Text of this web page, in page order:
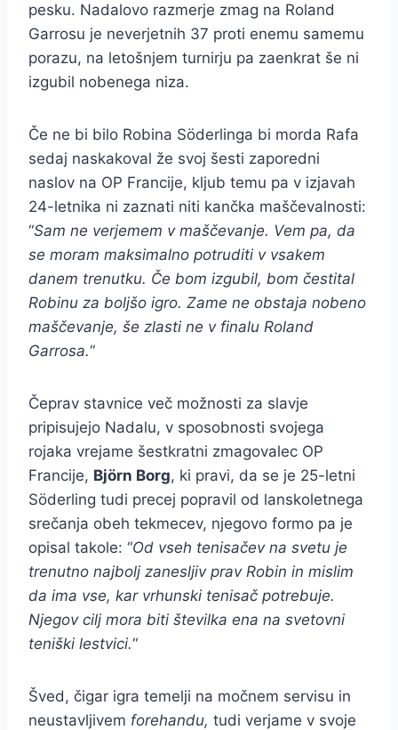
pesku. Nadalovo razmerje zmag na Roland
Garrosu je neverjetnih 37 proti enemu samemu
porazu, na letošnjem turnirju pa zaenkrat še ni
izgubil nobenega niza.
Če ne bi bilo Robina Söderlinga bi morda Rafa
sedaj naskakoval že svoj šesti zaporedni
naslov na OP Francije, kljub temu pa v izjavah
24-letnika ni zaznati niti kančka maščevalnosti:
“Sam ne verjemem v maščevanje. Vem pa, da
se moram maksimalno potruditi v vsakem
danem trenutku. Če bom izgubil, bom čestital
Robinu za boljšo igro. Zame ne obstaja nobeno
maščevanje, še zlasti ne v finalu Roland
Garrosa.“
Čeprav stavnice več možnosti za slavje
pripisujejo Nadalu, v sposobnosti svojega
rojaka vrejame šestkratni zmagovalec OP
Francije, Björn Borg, ki pravi, da se je 25-letni
Söderling tudi precej popravil od lanskoletnega
srečanja obeh tekmecev, njegovo formo pa je
opisal takole: “Od vseh tenisačev na svetu je
trenutno najbolj zanesljiv prav Robin in mislim
da ima vse, kar vrhunski tenisač potrebuje.
Njegov cilj mora biti številka ena na svetovni
teniški lestvici.“
Šved, čigar igra temelji na močnem servisu in
neustavljivem forehandu, tudi verjame v svoje